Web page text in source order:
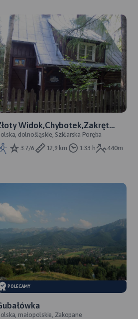
Widok,Chybotek,Zakręt
dolnośląskie, Szklarska Poręba
3.7/6
12,9 km 1:33 h 440m
POLECAMY
małopolskie, Zakopane